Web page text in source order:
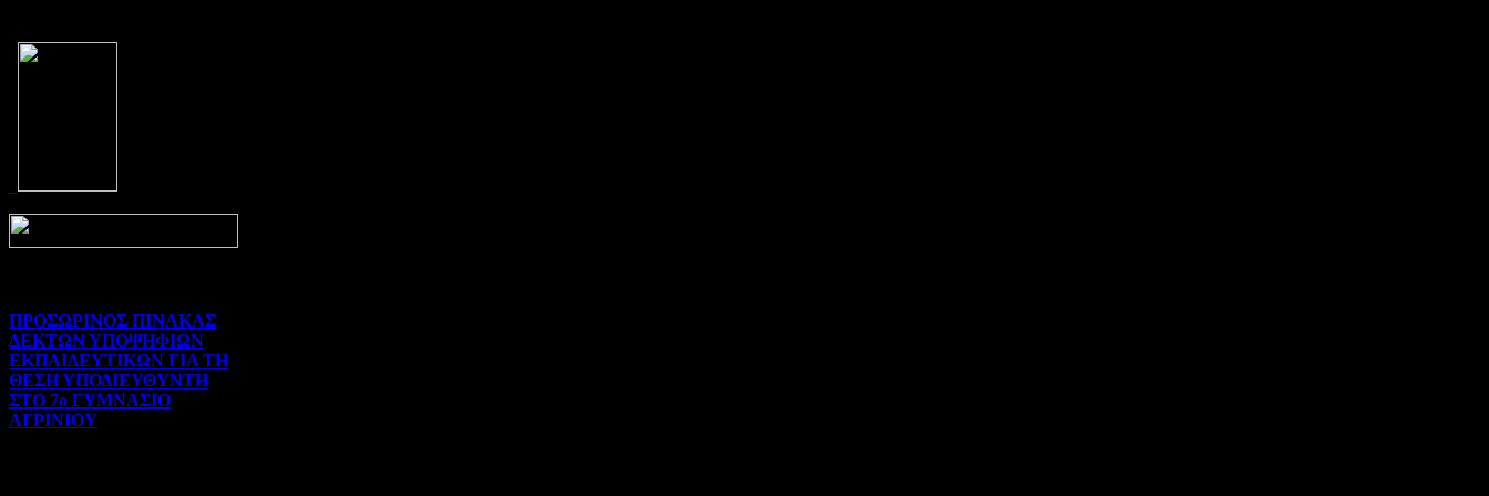
ΠΡΟΣΩΡΙΝΟΣ ΠΙΝΑΚΑΣ
ΔΕΚΤΩΝ ΥΠΟΨΗΦΙΩΝ
ΕΚΠΑΙΔΕΥΤΙΚΩΝ ΓΙΑ ΤΗ
ΘΕΣΗ ΥΠΟΔΙΕΥΘΥΝΤΗ
ΣΤΟ 7ο ΓΥΜΝΑΣΙΟ
ΑΓΡΙΝΙΟΥ